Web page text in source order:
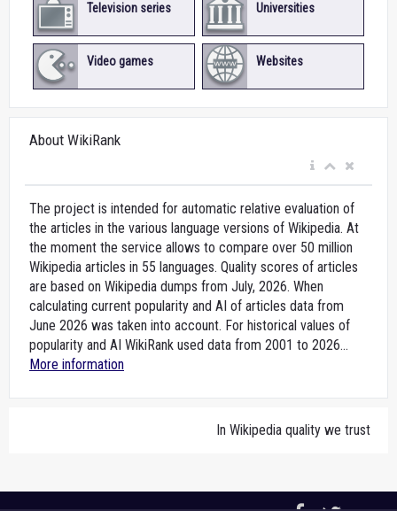
Television series Universities
Video games Websites
About WikiRank
The project is intended for automatic relative evaluation of
the articles in the various language versions of Wikipedia. At
the moment the service allows to compare over 50 million
Wikipedia articles in 55 languages. Quality scores of articles
are based on Wikipedia dumps from July, 2026. When
calculating current popularity and AI of articles data from
June 2026 was taken into account. For historical values of
popularity and AI WikiRank used data from 2001 to 2026...
More information
In Wikipedia quality we trust